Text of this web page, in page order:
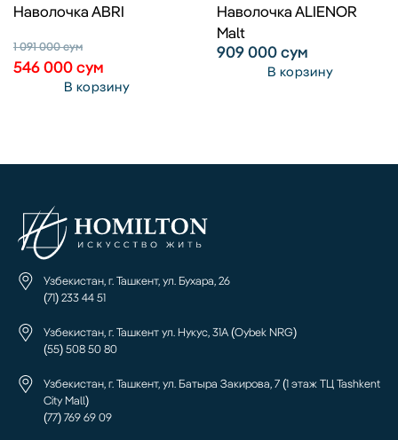
Наволочка ABRI
1 091 000сум
546 000сум
В корзину
Наволочка ALIENOR
Malt
909 000сум
В корзину
Узбекистан, г. Ташкент, ул. Бухара, 26
(71) 233 44 51
Узбекистан, г. Ташкент ул. Нукус, 31А (Oybek NRG)
(55) 508 50 80
Узбекистан, г. Ташкент, ул. Батыра Закирова, 7 (1 этаж ТЦ Tashkent
City Mall)
(77) 769 69 09